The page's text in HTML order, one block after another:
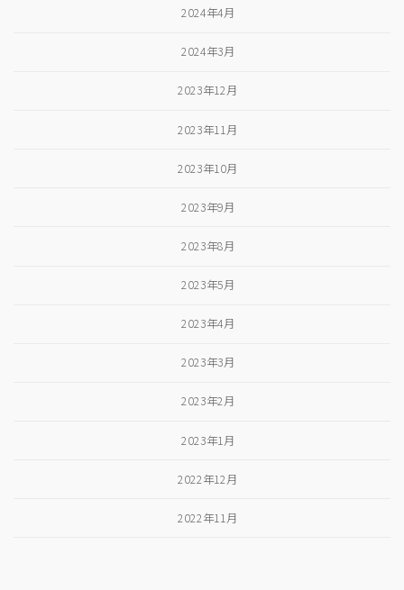
2024年4月
2024年3月
2023年12月
2023年11月
2023年10月
2023年9月
2023年8月
2023年5月
2023年4月
2023年3月
2023年2月
2023年1月
2022年12月
2022年11月